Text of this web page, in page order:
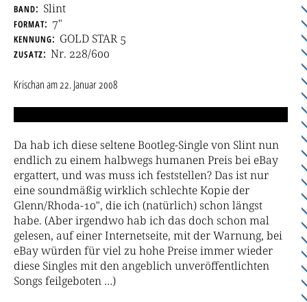
band Slint
format 7"
kennung GOLD STAR 5
zusatz Nr. 228/600
Krischanam22. Januar 2008
Da hab ich diese seltene Bootleg-Single von Slint nun
endlich zu einem halbwegs humanen Preis bei eBay
ergattert, und was muss ich feststellen? Das ist nur
eine soundmäßig wirklich schlechte Kopie der
Glenn/Rhoda-10", die ich (natürlich) schon längst
habe. (Aber irgendwo hab ich das doch schon mal
gelesen, auf einer Internetseite, mit der Warnung, bei
eBay würden für viel zu hohe Preise immer wieder
diese Singles mit den angeblich unveröffentlichten
Songs feilgeboten …)